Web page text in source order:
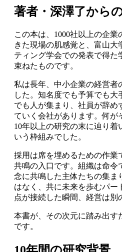
著者・深澤了から
この本は、1000社以上の企
きた現場の肌感覚と、富山大
ティング学会での発表で得た
束ねたものです。
私は長年、中小企業の経営者
した。知名度でも予算でも
でも人が集まり、社員が辞め
ていく会社があります。何が
10年以上の研究の末に辿り着
いう枠組みでした。
採用は席を埋めるための作業
共鳴の入口です。組織は命令
念に共鳴した主体たちの集ま
はなく、共に未来を歩むパー
点が接続した瞬間、経営は別
本書が、その次元に踏み出す
です。